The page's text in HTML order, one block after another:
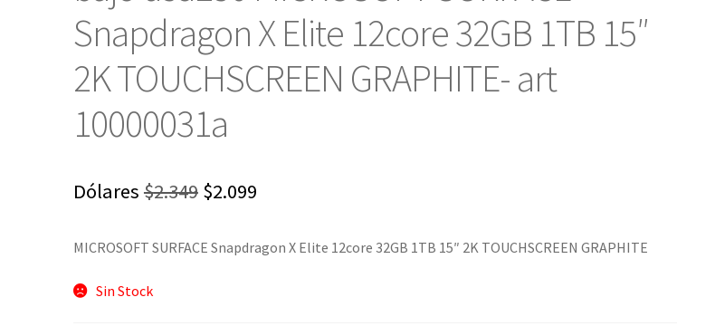
Snapdragon X Elite 12core 32GB 1TB 15″
2K TOUCHSCREEN GRAPHITE- art
10000031a
Dólares $2.349 El
original
$2.099El
actual
MICROSOFT SURFACE Snapdragon X Elite 12core 32GB 1TB 15″ 2K TOUCHSCREEN GRAPHITE
Sin Stock